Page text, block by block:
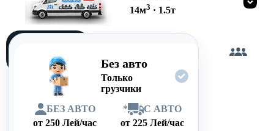
14м3 · 1.5т
Без авто
Только
грузчики
БЕЗ АВТО
от250 Лей/час
*
С АВТО
от 225 Лей/час